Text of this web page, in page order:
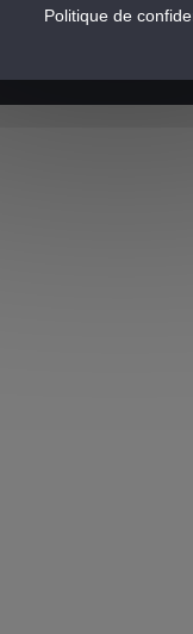
Politique de